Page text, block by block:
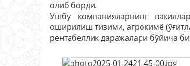
олиб борди.
Ушбу компанияларнинг
оширилиш тизими, агрокимё
рентабеллик даражалари бўйича